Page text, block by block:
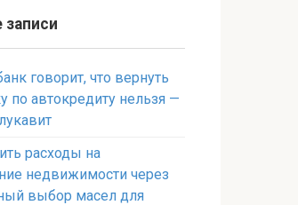
записи
говорит, что вернуть
по автокредиту нельзя —
расходы на
недвижимости через
выбор масел для